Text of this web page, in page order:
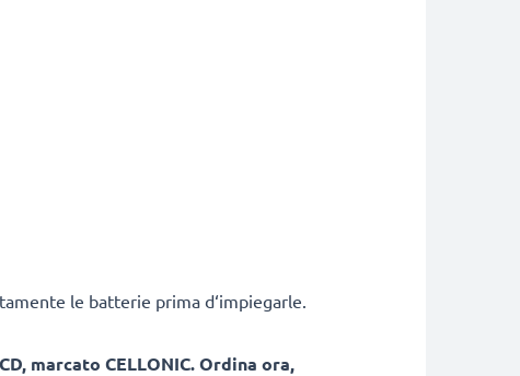
le batterie prima d‘impiegarle.
marcato CELLONIC. Ordina ora,